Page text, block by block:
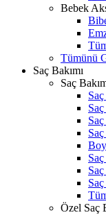
Bebek
Tümünü
Saç Bakımı
Saç
Özel Saç